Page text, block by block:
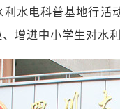
水电科普基地行活
增进中小学生对水